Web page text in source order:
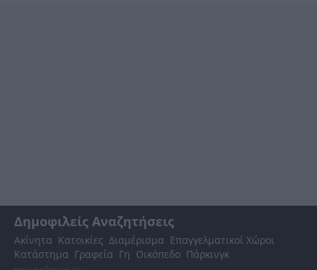
Δημοφιλείς Αναζητήσεις
Ακίνητα Κατοικίες Διαμέρισμα Επαγγελματικοί Χώροι
Κατάστημα Γραφεία Γη Οικόπεδο Πάρκινγκ